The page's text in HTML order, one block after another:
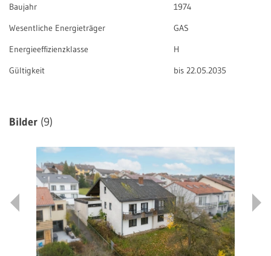
Baujahr
1974
Wesentliche Energieträger
GAS
Energieeffizienzklasse
H
Gültigkeit
bis 22.05.2035
Bilder (9)